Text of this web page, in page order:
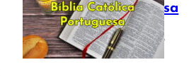
Portuguesa
July 16, 2025